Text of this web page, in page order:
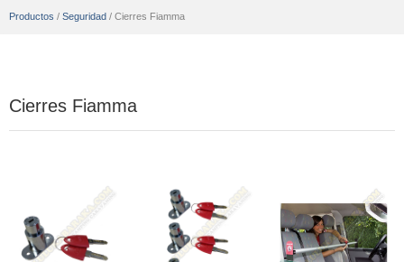
Productos / Seguridad / Cierres Fiamma
Cierres Fiamma